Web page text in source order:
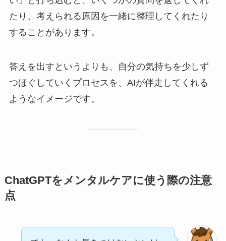
たり、考えられる原因を一緒に整理してくれたり
することがあります。
答えを出すというよりも、自分の気持ちを少しず
つほぐしていくプロセスを、AIが伴走してくれる
ようなイメージです。
ChatGPTをメンタルケアに使う際の注意
点